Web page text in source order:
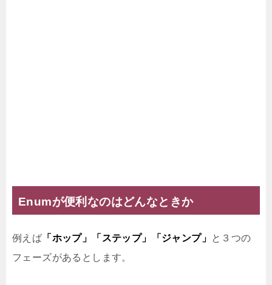
Enumが便利なのはどんなときか
例えば 「ホップ」「ステップ」「ジャンプ」 と３つの
フェーズがあるとします。